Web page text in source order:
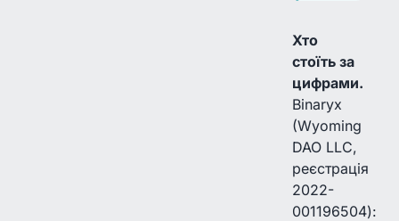
Хто
стоїть за
цифрами.
Binaryx
(Wyoming
DAO LLC,
реєстрація
2022-
001196504):